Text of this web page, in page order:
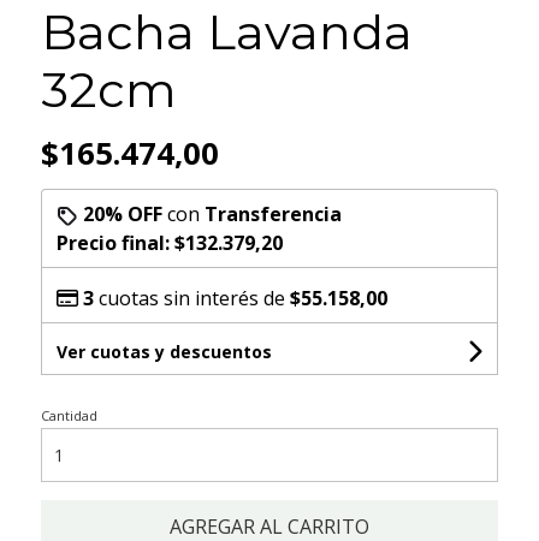
Bacha Lavanda
32cm
$165.474,00
20% OFFcon Transferencia
Precio final:$132.379,20
3cuotas sin interés de $55.158,00
Ver cuotas y descuentos
Cantidad
AGREGAR AL CARRITO